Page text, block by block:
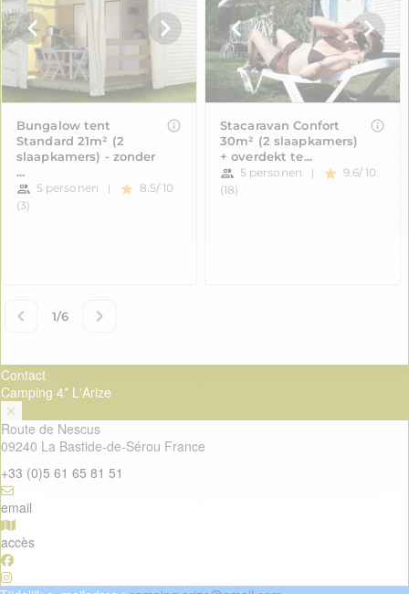
Contact
Camping 4* L'Arize
Route de Nescus
09240 La Bastide-de-Sérou France
+33 (0)5 61 65 81 51
email
accès